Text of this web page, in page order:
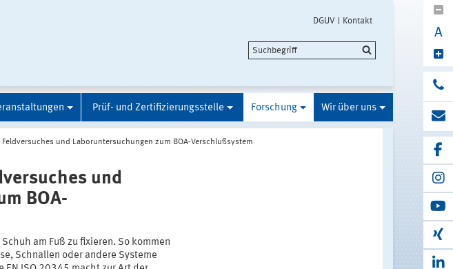
DGUV Kontakt
A
Prüf- und Zertifizierungsstelle Forschung Wir über uns
und Laboruntersuchungen zum BOA-Verschlußsystem
und
BOA-
am Fuß zu fixieren. So kommen
Schnallen oder andere Systeme